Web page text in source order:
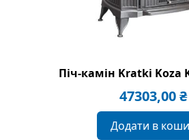
Піч-камін Kratki Koza
47303,00₴
Додати в